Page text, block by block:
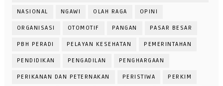
NASIONAL NGAWI OLAH RAGA OPINI
ORGANISASI OTOMOTIF PANGAN PASAR BESAR
PBH PERADI PELAYAN KESEHATAN PEMERINTAHAN
PENDIDIKAN PENGADILAN PENGHARGAAN
PERIKANAN DAN PETERNAKAN PERISTIWA PERKIM